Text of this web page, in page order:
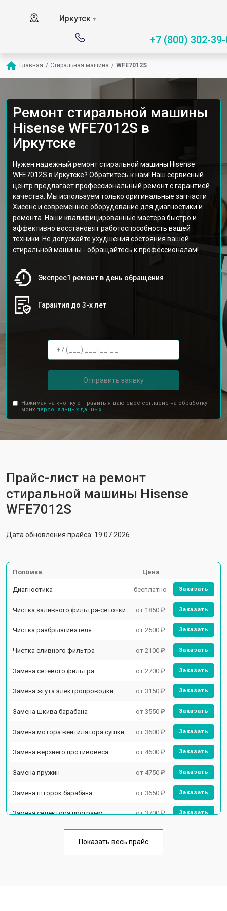
Иркутск ▼
+7 (800) 302-
Главная / Стиральная машина / WFE7012S
Ремонт стиральной машины
Hisense WFE7012S в
Иркутске
Нужен надежный ремонт стиральной машины Hisense
WFE7012S в Иркутске? Обратитесь к нам! Наш сервисный
центр предлагает профессиональный ремонт с гарантией
качества. Мы используем только оригинальные запчасти
Хисенс и современное оборудование для диагностики и
ремонта. Наши квалифицированные мастера быстро и
эффективно восстановят работоспособность вашей
техники. Не допускайте ухудшения состояния вашей
стиральной машины - обращайтесь к профессионалам!
Экспрес1 ремонт в день обращения
Гарантия до 3-х лет
Отправить заявку
Нажимая на кнопку отправить я даю свое согласие на обработку
моих персональных данных.
Прайс-лист на ремонт
стиральной машины Hisense
WFE7012S
Дата обновления прайса: 19.07.2026
Поломка Цена
Диагностика бесплатно Заказать
Чистка заливного фильтра-сеточки от 1850 ₽ Заказать
Чистка разбрызгивателя от 2500 ₽ Заказать
Чистка сливного фильтра от 2100 ₽ Заказать
Замена сетевого фильтра от 2700 ₽ Заказать
Замена жгута электропроводки от 3150 ₽ Заказать
Замена шкива барабана от 3550 ₽ Заказать
Замена мотора вентилятора сушки от 3600 ₽ Заказать
Замена верхнего противовеса от 4600 ₽ Заказать
Замена пружин от 4750 ₽ Заказать
Замена шторок барабана от 3650 ₽ Заказать
Замена селектора программ от 3700 ₽ Заказать
Замена опоры бака от 2800 ₽
Показать весь прайс